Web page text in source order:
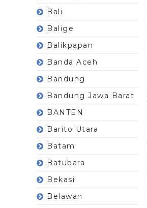
Bali
Balige
Balikpapan
Banda Aceh
Bandung
Bandung Jawa Barat
BANTEN
Barito Utara
Batam
Batubara
Bekasi
Belawan